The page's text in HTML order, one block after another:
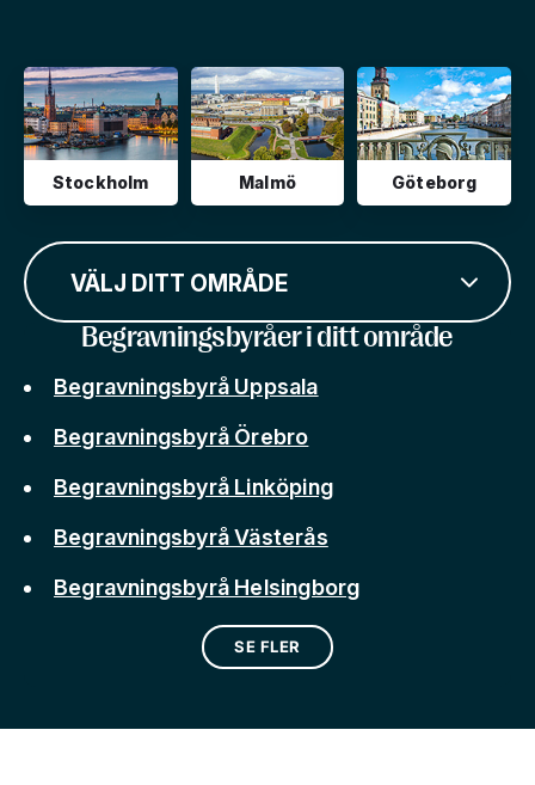
Stockholm Malmö Göteborg
VÄLJ DITT OMRÅDE
Begravningsbyråer i ditt område
Begravningsbyrå Uppsala
Begravningsbyrå Örebro
Begravningsbyrå Linköping
Begravningsbyrå Västerås
Begravningsbyrå Helsingborg
SE FLER